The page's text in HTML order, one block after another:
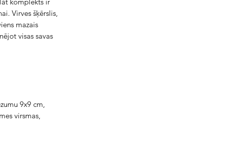
Virves šķērslis,
mazais
visas savas
9x9 cm,
virsmas,